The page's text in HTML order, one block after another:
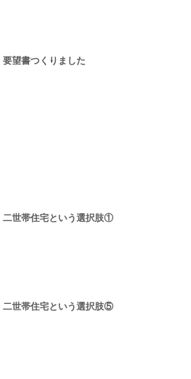
要望書つくりました
二世帯住宅という選択肢①
二世帯住宅という選択肢⑤